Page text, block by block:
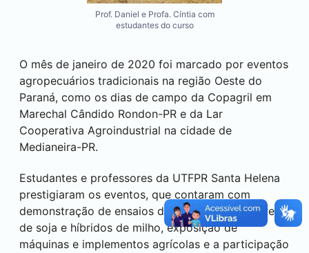
Prof. Daniel e Profa. Cíntia com
estudantes do curso
O mês de janeiro de 2020 foi marcado por eventos
agropecuários tradicionais na região Oeste do
Paraná, como os dias de campo da Copagril em
Marechal Cândido Rondon-PR e da Lar
Cooperativa Agroindustrial na cidade de
Medianeira-PR.
Estudantes e professores da UTFPR Santa Helena
prestigiaram os eventos, que contaram com
demonstração de ensaios de diferentes cultivares
de soja e híbridos de milho, exposição de
máquinas e implementos agrícolas e a participação